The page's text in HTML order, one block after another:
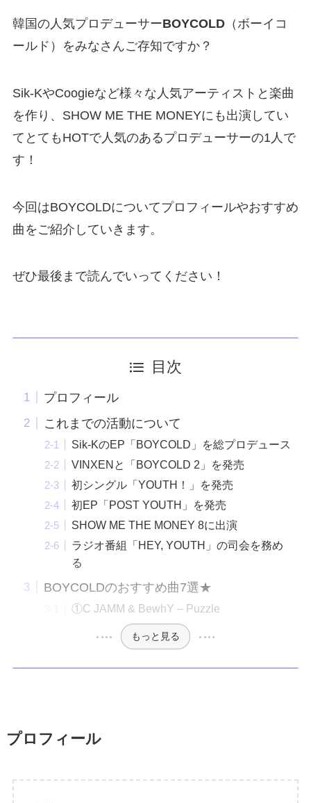
韓国の人気プロデューサーBOYCOLD（ボーイコ
ールド）をみなさんご存知ですか？
Sik-KやCoogieなど様々な人気アーティストと楽曲
を作り、SHOW ME THE MONEYにも出演してい
てとてもHOTで人気のあるプロデューサーの1人で
す！
今回はBOYCOLDについてプロフィールやおすすめ
曲をご紹介していきます。
ぜひ最後まで読んでいってください！
目次
プロフィール
これまでの活動について
Sik-KのEP「BOYCOLD」を総プロデュース
VINXENと「BOYCOLD 2」を発売
初シングル「YOUTH！」を発売
初EP「POST YOUTH」を発売
SHOW ME THE MONEY 8に出演
ラジオ番組「HEY, YOUTH」の司会を務め
る
BOYCOLDのおすすめ曲7選★
①C JAMM & BewhY – Puzzle
もっと見る
プロフィール